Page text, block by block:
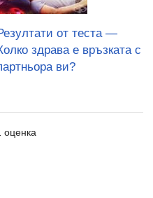
от теста —
здрава е връзката с
ви?
оценка